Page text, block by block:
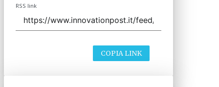
RSS link
COPIA LINK